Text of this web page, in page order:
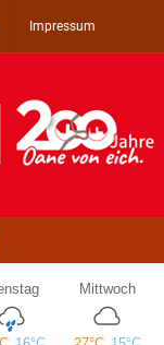
Impressum